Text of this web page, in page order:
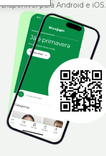
Disponível para Android e iOS.